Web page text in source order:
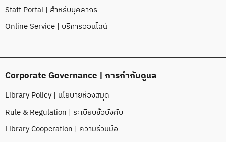
Staff Portal | สำหรับบุคลากร
Online Service | บริการออนไลน์
Corporate Governance | การกำกับดูแล
Library Policy | นโยบายห้องสมุด
Rule & Regulation | ระเบียบข้อบังคับ
Library Cooperation | ความร่วมมือ